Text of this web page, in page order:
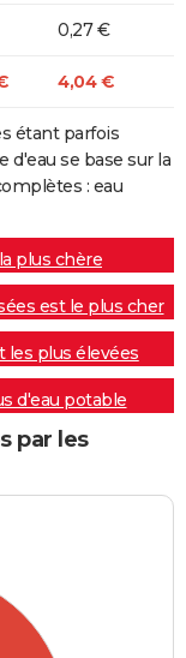
0,27 €
4,04 €
étant parfois
se base sur la
: eau
plus chère
est le plus cher
les plus élevées
d'eau potable
par les